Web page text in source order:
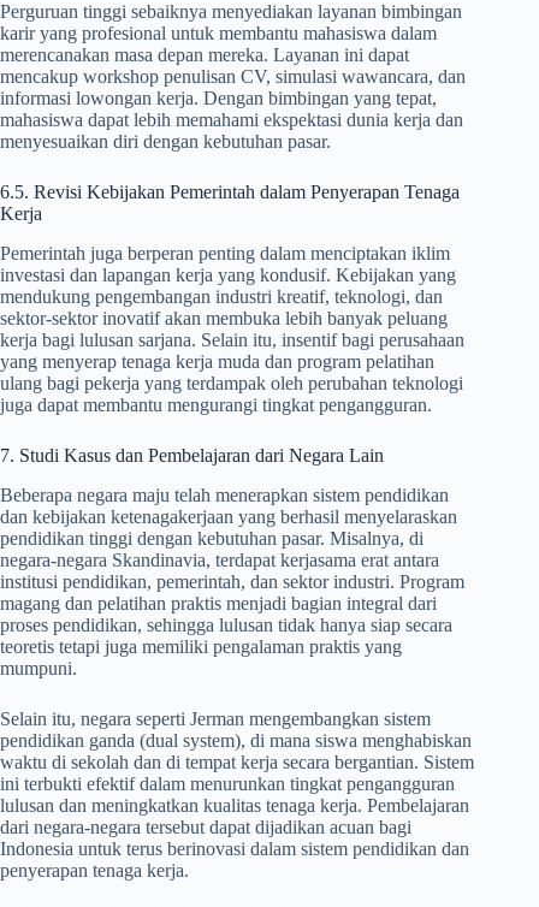
Perguruan tinggi sebaiknya menyediakan layanan bimbingan
karir yang profesional untuk membantu mahasiswa dalam
merencanakan masa depan mereka. Layanan ini dapat
mencakup workshop penulisan CV, simulasi wawancara, dan
informasi lowongan kerja. Dengan bimbingan yang tepat,
mahasiswa dapat lebih memahami ekspektasi dunia kerja dan
menyesuaikan diri dengan kebutuhan pasar.
6.5. Revisi Kebijakan Pemerintah dalam Penyerapan Tenaga
Kerja
Pemerintah juga berperan penting dalam menciptakan iklim
investasi dan lapangan kerja yang kondusif. Kebijakan yang
mendukung pengembangan industri kreatif, teknologi, dan
sektor-sektor inovatif akan membuka lebih banyak peluang
kerja bagi lulusan sarjana. Selain itu, insentif bagi perusahaan
yang menyerap tenaga kerja muda dan program pelatihan
ulang bagi pekerja yang terdampak oleh perubahan teknologi
juga dapat membantu mengurangi tingkat pengangguran.
7. Studi Kasus dan Pembelajaran dari Negara Lain
Beberapa negara maju telah menerapkan sistem pendidikan
dan kebijakan ketenagakerjaan yang berhasil menyelaraskan
pendidikan tinggi dengan kebutuhan pasar. Misalnya, di
negara-negara Skandinavia, terdapat kerjasama erat antara
institusi pendidikan, pemerintah, dan sektor industri. Program
magang dan pelatihan praktis menjadi bagian integral dari
proses pendidikan, sehingga lulusan tidak hanya siap secara
teoretis tetapi juga memiliki pengalaman praktis yang
mumpuni.
Selain itu, negara seperti Jerman mengembangkan sistem
pendidikan ganda (dual system), di mana siswa menghabiskan
waktu di sekolah dan di tempat kerja secara bergantian. Sistem
ini terbukti efektif dalam menurunkan tingkat pengangguran
lulusan dan meningkatkan kualitas tenaga kerja. Pembelajaran
dari negara-negara tersebut dapat dijadikan acuan bagi
Indonesia untuk terus berinovasi dalam sistem pendidikan dan
penyerapan tenaga kerja.